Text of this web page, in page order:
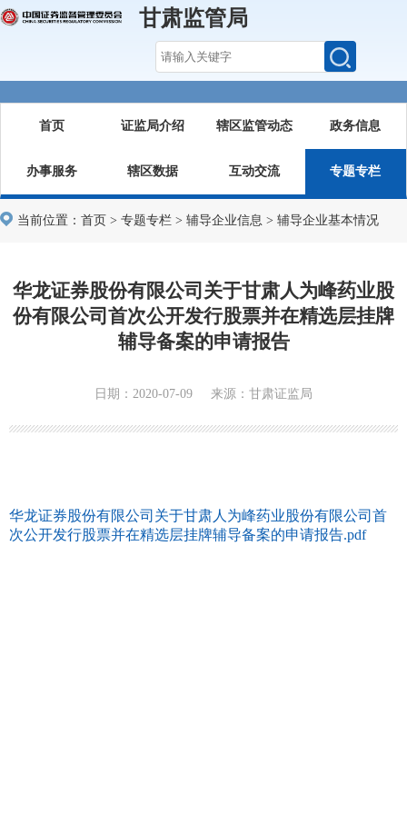
甘肃监管局
首页 证监局介绍 辖区监管动态 政务信息
办事服务 辖区数据 互动交流 专题专栏
当前位置： 首页 > 专题专栏 > 辅导企业信息 > 辅导企业基本情况
华龙证券股份有限公司关于甘肃人为峰药业股
份有限公司首次公开发行股票并在精选层挂牌
辅导备案的申请报告
日期：2020-07-09 来源：甘肃证监局
华龙证券股份有限公司关于甘肃人为峰药业股份有限公司首
次公开发行股票并在精选层挂牌辅导备案的申请报告.pdf